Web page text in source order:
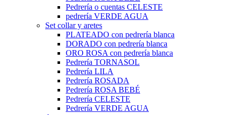
Pedrería o cuentas CELESTE
pedrería VERDE AGUA
Set collar y aretes
PLATEADO con pedrería blanca
DORADO con pedrería blanca
ORO ROSA con pedrería blanca
Pedrería TORNASOL
Pedrería LILA
Pedrería ROSADA
Pedrería ROSA BEBÉ
Pedrería CELESTE
Pedrería VERDE AGUA